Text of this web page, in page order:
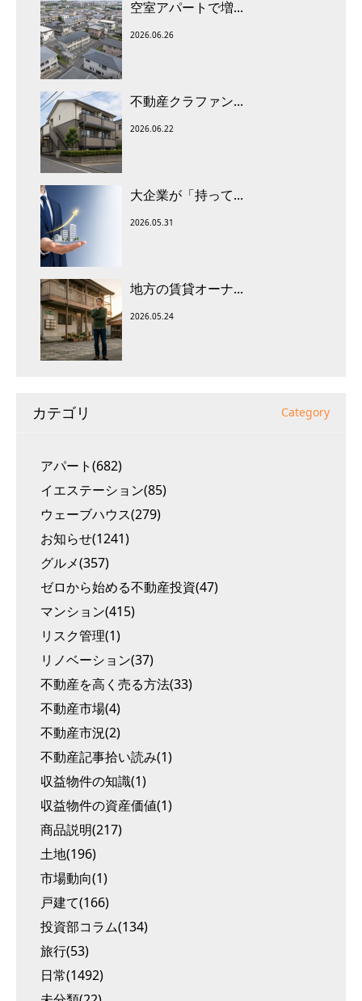
空室アパートで増...
2026.06.26
不動産クラファン...
2026.06.22
大企業が「持って...
2026.05.31
地方の賃貸オーナ...
2026.05.24
カテゴリ Category
アパート(682)
イエステーション(85)
ウェーブハウス(279)
お知らせ(1241)
グルメ(357)
ゼロから始める不動産投資(47)
マンション(415)
リスク管理(1)
リノベーション(37)
不動産を高く売る方法(33)
不動産市場(4)
不動産市況(2)
不動産記事拾い読み(1)
収益物件の知識(1)
収益物件の資産価値(1)
商品説明(217)
土地(196)
市場動向(1)
戸建て(166)
投資部コラム(134)
旅行(53)
日常(1492)